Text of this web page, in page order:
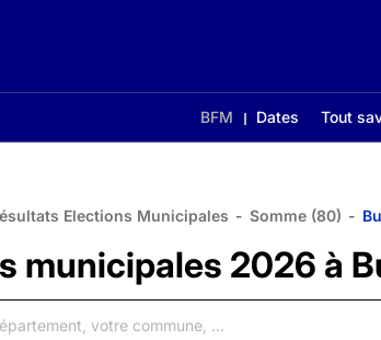
BFM Dates Tout
Elections Municipales - Somme (80) -
municipales 2026 à